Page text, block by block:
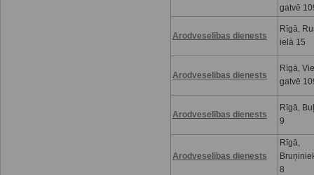
gatvē
Arodveselības dienests
Rīgā,
ielā 15
Arodveselības dienests
Rīgā,
gatvē
Arodveselības dienests
Rīgā,
9
Arodveselības dienests
Rīgā,
8